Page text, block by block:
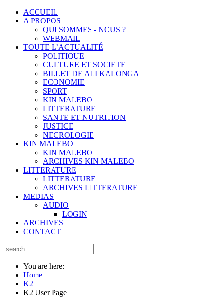
ACCUEIL
A PROPOS
QUI SOMMES - NOUS ?
WEBMAIL
TOUTE L’ACTUALITÉ
POLITIQUE
CULTURE ET SOCIETE
BILLET DE ALI KALONGA
ECONOMIE
SPORT
KIN MALEBO
LITTERATURE
SANTE ET NUTRITION
JUSTICE
NECROLOGIE
KIN MALEBO
KIN MALEBO
ARCHIVES KIN MALEBO
LITTERATURE
LITTERATURE
ARCHIVES LITTERATURE
MEDIAS
AUDIO
LOGIN
ARCHIVES
CONTACT
You are here:
Home
K2
K2 User Page